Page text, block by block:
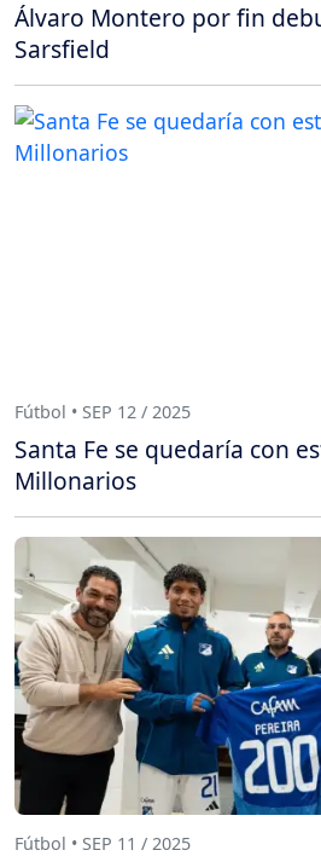
Álvaro Montero por fin
Sarsfield
Fútbol • SEP 12 / 2025
Santa Fe se quedaría con
Millonarios
Fútbol • SEP 11 / 2025